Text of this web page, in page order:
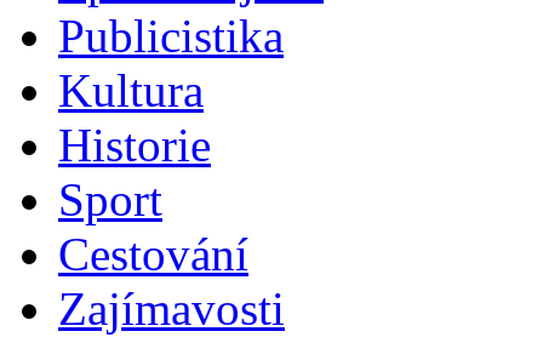
Publicistika
Kultura
Historie
Sport
Cestování
Zajímavosti